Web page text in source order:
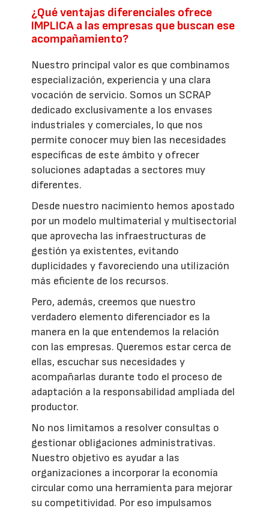
¿Qué ventajas diferenciales ofrece
IMPLICA a las empresas que buscan ese
acompañamiento?
Nuestro principal valor es que combinamos
especialización, experiencia y una clara
vocación de servicio. Somos un SCRAP
dedicado exclusivamente a los envases
industriales y comerciales, lo que nos
permite conocer muy bien las necesidades
específicas de este ámbito y ofrecer
soluciones adaptadas a sectores muy
diferentes.
Desde nuestro nacimiento hemos apostado
por un modelo multimaterial y multisectorial
que aprovecha las infraestructuras de
gestión ya existentes, evitando
duplicidades y favoreciendo una utilización
más eficiente de los recursos.
Pero, además, creemos que nuestro
verdadero elemento diferenciador es la
manera en la que entendemos la relación
con las empresas. Queremos estar cerca de
ellas, escuchar sus necesidades y
acompañarlas durante todo el proceso de
adaptación a la responsabilidad ampliada del
productor.
No nos limitamos a resolver consultas o
gestionar obligaciones administrativas.
Nuestro objetivo es ayudar a las
organizaciones a incorporar la economía
circular como una herramienta para mejorar
su competitividad. Por eso impulsamos